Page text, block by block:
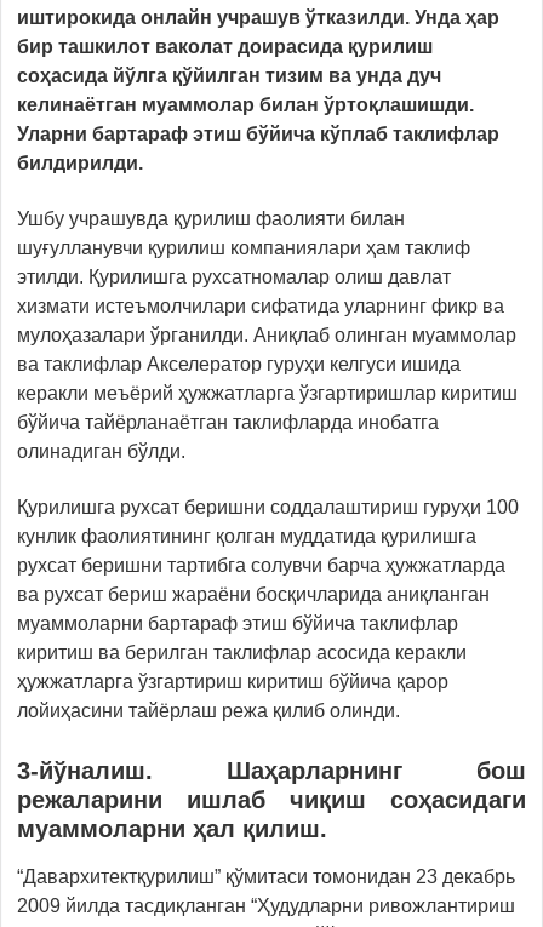
иштирокида онлайн учрашув ўтказилди. Унда ҳар
бир ташкилот ваколат доирасида қурилиш
соҳасида йўлга қўйилган тизим ва унда дуч
келинаётган муаммолар билан ўртоқлашишди.
Уларни бартараф этиш бўйича кўплаб таклифлар
билдирилди.
Ушбу учрашувда қурилиш фаолияти билан
шуғулланувчи қурилиш компаниялари ҳам таклиф
этилди. Қурилишга рухсатномалар олиш давлат
хизмати истеъмолчилари сифатида уларнинг фикр ва
мулоҳазалари ўрганилди. Аниқлаб олинган муаммолар
ва таклифлар Акселератор гуруҳи келгуси ишида
керакли меъёрий ҳужжатларга ўзгартиришлар киритиш
бўйича тайёрланаётган таклифларда инобатга
олинадиган бўлди.
Қурилишга рухсат беришни соддалаштириш гуруҳи 100
кунлик фаолиятининг қолган муддатида қурилишга
рухсат беришни тартибга солувчи барча ҳужжатларда
ва рухсат бериш жараёни босқичларида аниқланган
муаммоларни бартараф этиш бўйича таклифлар
киритиш ва берилган таклифлар асосида керакли
ҳужжатларга ўзгартириш киритиш бўйича қарор
лойиҳасини тайёрлаш режа қилиб олинди.
3-йўналиш. Шаҳарларнинг бош
режаларини ишлаб чиқиш соҳасидаги
муаммоларни ҳал қилиш.
“Давархитектқурилиш” қўмитаси томонидан 23 декабрь
2009 йилда тасдиқланган “Ҳудудларни ривожлантириш